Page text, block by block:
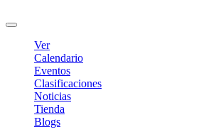
Ver
Calendario
Eventos
Clasificaciones
Noticias
Tienda
Blogs